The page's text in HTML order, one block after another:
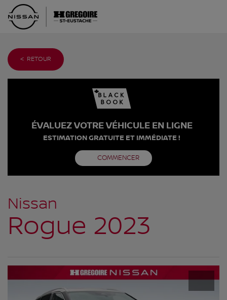
< RETOUR
ÉVALUEZ VOTRE VÉHICULE EN LIGNE
ESTIMATION GRATUITE ET IMMÉDIATE !
COMMENCER
Nissan
Rogue 2023